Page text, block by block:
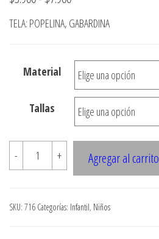
de
desde
$3.900
hasta
$7.900
TELA: POPELINA, GABARDINA
Material
Tallas
- + Agregar al carrito
SKU: 716 Categorías: Infantil, Niños